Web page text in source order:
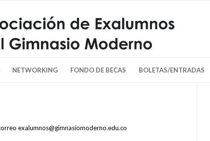
NETWORKING FONDO DE BECAS BOLETAS/ENTRADAS
exalumnos@gimnasiomoderno.edu.co